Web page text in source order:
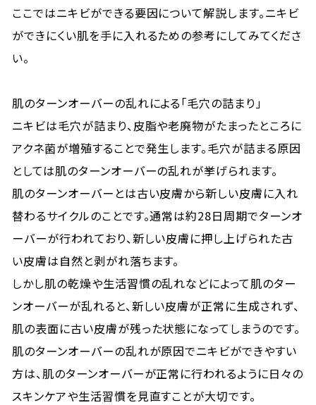
ここではニキビができる要因について解説します。ニキビ
ができにくい肌を手に入れるための参考にしてみてくださ
い。
肌のターンオーバーの乱れによる「毛穴の詰まり」
ニキビは毛穴が詰まり、皮脂や老廃物がたまったところに
アクネ菌が増殖することで発生します。毛穴が詰まる原因
としては肌のターンオーバーの乱れが挙げられます。
肌のターンオーバーとは古い皮膚から新しい皮膚に入れ
替わるサイクルのことです。通常は約28日周期でターンオ
ーバーが行われており、新しい皮膚に押し上げられた古
い皮膚は自然と剥がれ落ちます。
しかし肌の乾燥や生活習慣の乱れなどによって肌のター
ンオーバーが乱れると、新しい皮膚が正常に生成されず、
肌の表面に古い皮膚が残った状態になってしまうのです。
肌のターンオーバーの乱れが原因でニキビができやすい
方は、肌のターンオーバーが正常に行われるように日々の
スキンケアや生活習慣を見直すことが大切です。